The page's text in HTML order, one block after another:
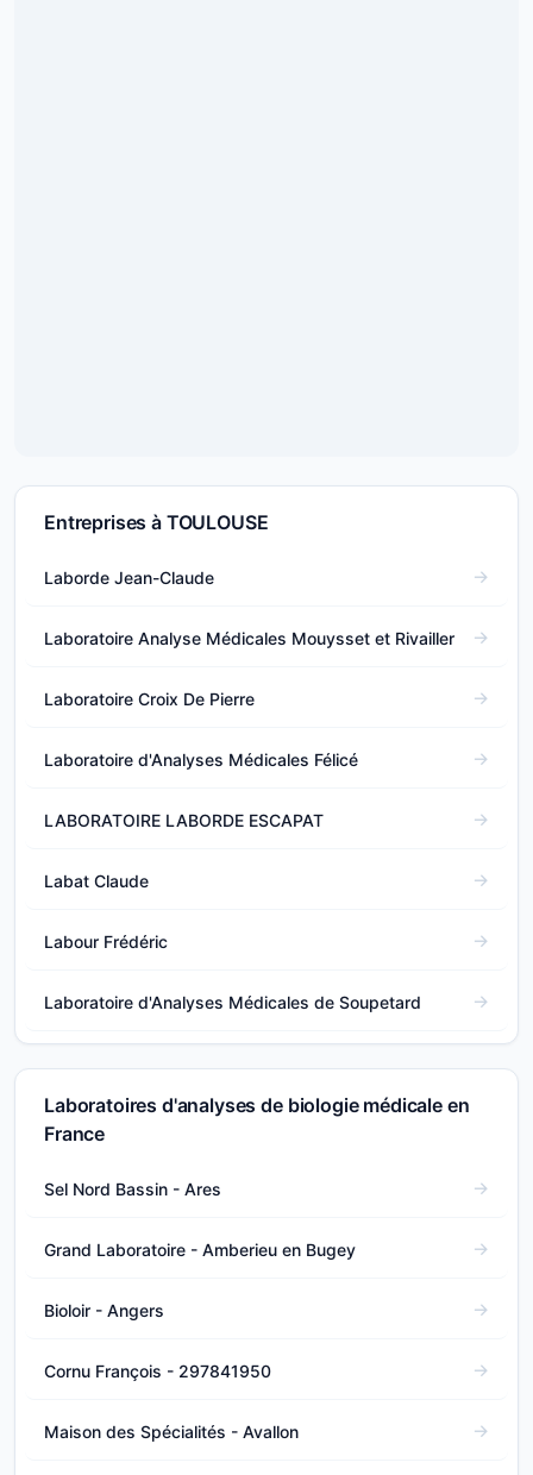
Entreprises à TOULOUSE
Laborde Jean-Claude
Laboratoire Analyse Médicales Mouysset et Rivailler
Laboratoire Croix De Pierre
Laboratoire d'Analyses Médicales Félicé
LABORATOIRE LABORDE ESCAPAT
Labat Claude
Labour Frédéric
Laboratoire d'Analyses Médicales de Soupetard
Laboratoires d'analyses de biologie médicale en
France
Sel Nord Bassin - Ares
Grand Laboratoire - Amberieu en Bugey
Bioloir - Angers
Cornu François - 297841950
Maison des Spécialités - Avallon